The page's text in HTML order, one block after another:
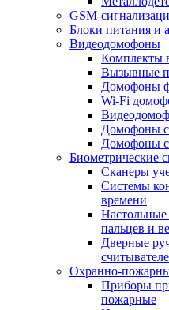
GSM-
Блоки питания и
Видеодомофоны
Комплекты
Вызывные
Домофоны
Wi-Fi
Домофоны
Домофоны с
Биометрические
Сканеры
Системы
времени
Настольные
пальцев и
Дверные
Охранно-
Приборы
пожарные